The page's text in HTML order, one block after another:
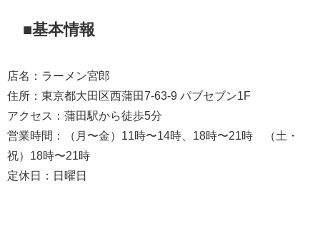
■基本情報
店名：ラーメン宮郎
住所：東京都大田区西蒲田7-63-9 パブセブン1F
アクセス：蒲田駅から徒歩5分
営業時間：（月〜金）11時〜14時、18時〜21時 （土・
祝）18時〜21時
定休日：日曜日